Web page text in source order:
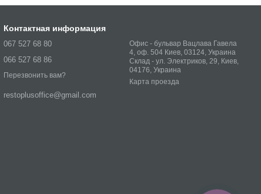
Контактная информация
067 527 68 80
066 527 68 86
Перезвонить вам?
restoplusoffice@gmail.com
Офис - бульвар Вацлава Гавела
4, оф. 504 Киев, 03124, Украина
Склад - ул. Электриков, 29, Киев,
04176, Украина
Карта проезда